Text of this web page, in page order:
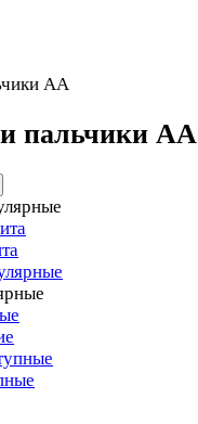
АА
пальчики АА